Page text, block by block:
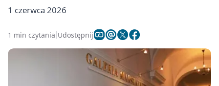
1 czerwca 2026
1 min czytania Udostępnij